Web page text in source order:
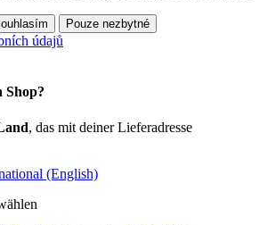
Pouze nezbytné
údajů
Shop?
, das mit deiner Lieferadresse
(English)